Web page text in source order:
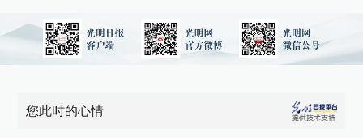
您此时的心情